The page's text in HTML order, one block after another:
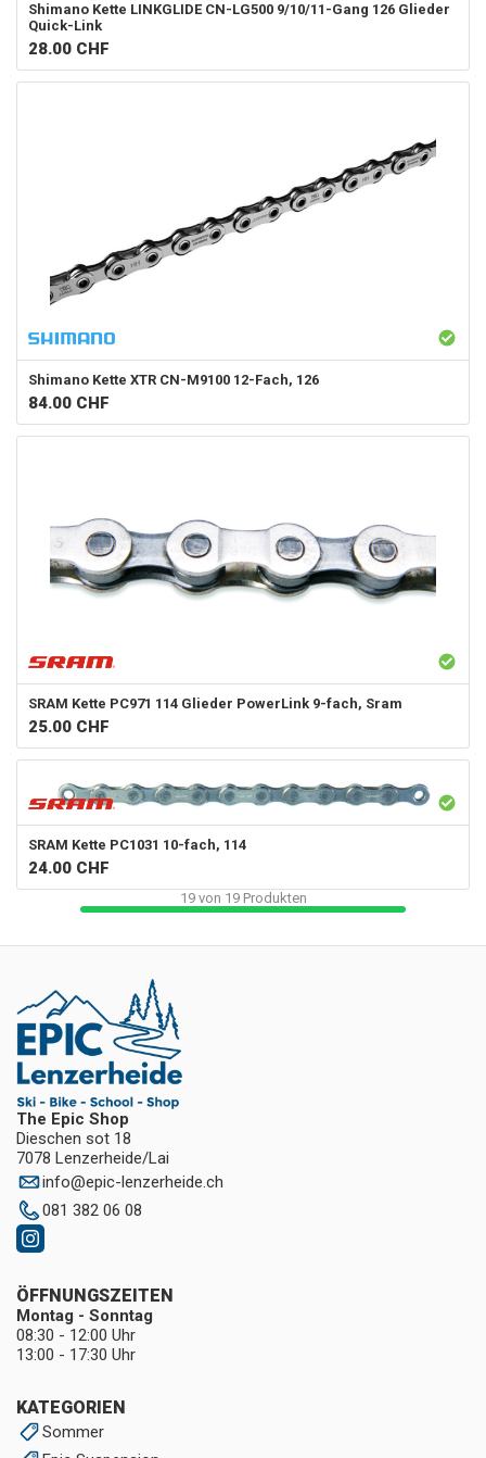
Shimano Kette LINKGLIDE CN-LG500 9/10/11-Gang 126 Glieder
Quick-Link
28.00 CHF
Shimano Kette XTR CN-M9100 12-Fach, 126
84.00 CHF
SRAM Kette PC971 114 Glieder PowerLink 9-fach, Sram
25.00 CHF
SRAM Kette PC1031 10-fach, 114
24.00 CHF
19von 19Produkten
The Epic Shop
Dieschen sot 18
7078 Lenzerheide/Lai
info@epic-lenzerheide.ch
081 382 06 08
KATEGORIEN
Sommer
ÖFFNUNGSZEITEN
Montag - Sonntag
08:30 - 12:00 Uhr
13:00 - 17:30 Uhr